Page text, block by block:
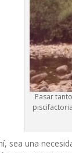
Pasar
sea una